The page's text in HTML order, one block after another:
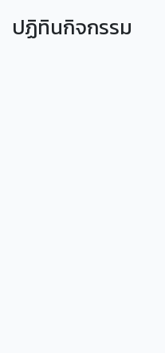
ปฏิทินกิจกรรม